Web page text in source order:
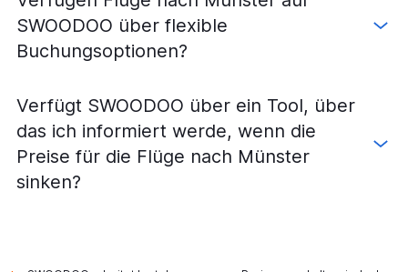
SWOODOO über flexible
Buchungsoptionen?
Verfügt SWOODOO über ein Tool, über
das ich informiert werde, wenn die
Preise für die Flüge nach Münster
sinken?